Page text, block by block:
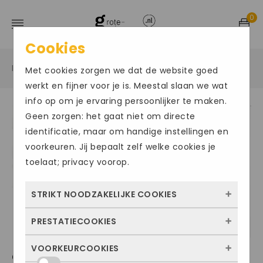
0
Home / Grote maten damesschoenen / Slippers
GABOR1119
Cookies
Met cookies zorgen we dat de website goed
werkt en fijner voor je is. Meestal slaan we wat
info op om je ervaring persoonlijker te maken.
Geen zorgen: het gaat niet om directe
identificatie, maar om handige instellingen en
voorkeuren. Jij bepaalt zelf welke cookies je
toelaat; privacy voorop.
STRIKT NOODZAKELIJKE COOKIES
Deze cookies zorgen ervoor dat de website
kunnen niet worden uitgezet. Meestal
PRESTATIECOOKIES
Met deze cookies zien we hoe vaak onze
VOORKEURCOOKIES